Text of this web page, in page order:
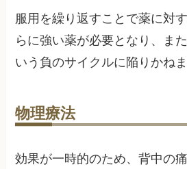
服用を繰り返すことで薬に対
らに強い薬が必要となり、ま
いう負のサイクルに陥りかねま
物理療法
効果が一時的のため、背中の